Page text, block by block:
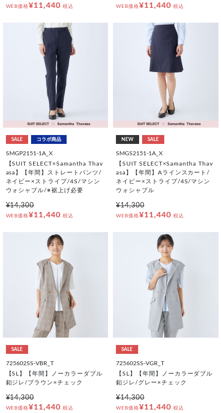
WEB価格¥11,440 税込 WEB価格¥11,440 税込
SALE コラボ商品
SMGP2151-1A_X
【SUIT SELECT×Samantha Thav
asa】【年間】ストレートパンツ/
ネイビー×ストライプ/4S/マシン
ウォシャブル/※裾上げ必要
¥14,300
WEB価格¥11,440 税込
NEW SALE
SMGS2151-1A_X
【SUIT SELECT×Samantha Thav
asa】【年間】Aラインスカート/
ネイビー×ストライプ/4S/マシン
ウォシャブル
¥14,300
WEB価格¥11,440 税込
SALE
725602SS-VBR_T
【SL】【年間】ノーカラーダブル
釦ジレ/ブラウン×チェック
¥14,300
WEB価格¥11,440 税込
SALE
725602SS-VGR_T
【SL】【年間】ノーカラーダブル
釦ジレ/グレー×チェック
¥14,300
WEB価格¥11,440 税込